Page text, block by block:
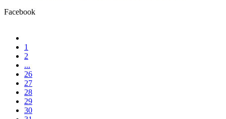
Facebook
1
2
...
26
27
28
29
30